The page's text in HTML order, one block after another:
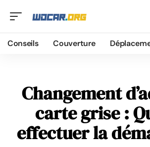
Conseils Couverture
Changement
carte grise :
effectuer la